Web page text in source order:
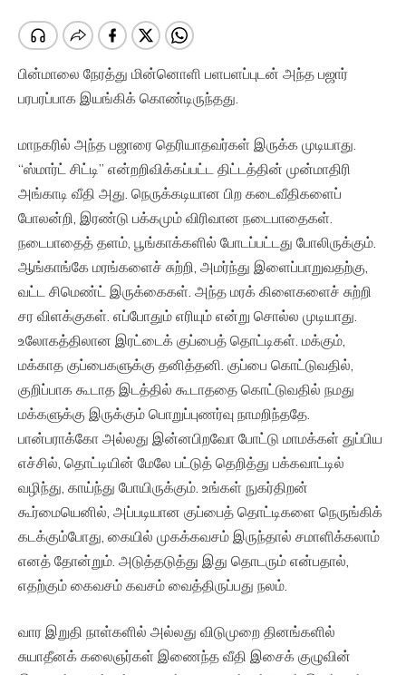
பின்மாலை நேரத்து மின்னொளி பளபளப்புடன் அந்த பஜார்
பரபரப்பாக இயங்கிக் கொண்டிருந்தது.
மாநகரில் அந்த பஜாரை தெரியாதவர்கள் இருக்க முடியாது.
“ஸ்மார்ட் சிட்டி” என்றறிவிக்கப்பட்ட திட்டத்தின் முன்மாதிரி
அங்காடி வீதி அது. நெருக்கடியான பிற கடைவீதிகளைப்
போலன்றி, இரண்டு பக்கமும் விரிவான நடைபாதைகள்.
நடைபாதைத் தளம், பூங்காக்களில் போடப்பட்டது போலிருக்கும்.
ஆங்காங்கே மரங்களைச் சுற்றி, அமர்ந்து இளைப்பாறுவதற்கு,
வட்ட சிமெண்ட் இருக்கைகள். அந்த மரக் கிளைகளைச் சுற்றி
சர விளக்குகள். எப்போதும் எரியும் என்று சொல்ல முடியாது.
உலோகத்திலான இரட்டைக் குப்பைத் தொட்டிகள். மக்கும்,
மக்காத குப்பைகளுக்கு தனித்தனி. குப்பை கொட்டுவதில்,
குறிப்பாக கூடாத இடத்தில் கூடாததை கொட்டுவதில் நமது
மக்களுக்கு இருக்கும் பொறுப்புணர்வு நாமறிந்ததே.
பான்பராக்கோ அல்லது இன்னபிறவோ போட்டு மாமக்கள் துப்பிய
எச்சில், தொட்டியின் மேலே பட்டுத் தெறித்து பக்கவாட்டில்
வழிந்து, காய்ந்து போயிருக்கும். உங்கள் நுகர்திறன்
கூர்மையெனில், அப்படியான குப்பைத் தொட்டிகளை நெருங்கிக்
கடக்கும்போது, கையில் முகக்கவசம் இருந்தால் சமாளிக்கலாம்
எனத் தோன்றும். அடுத்தடுத்து இது தொடரும் என்பதால்,
எதற்கும் கைவசம் கவசம் வைத்திருப்பது நலம்.
வார இறுதி நாள்களில் அல்லது விடுமுறை தினங்களில்
சுயாதீனக் கலைஞர்கள் இணைந்த வீதி இசைக் குழுவின்